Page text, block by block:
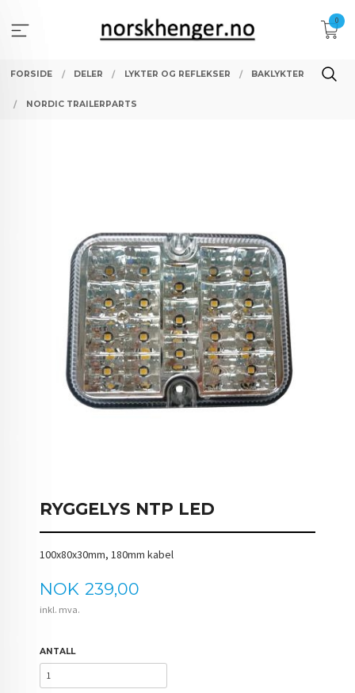
innholdet
0
FORSIDE DELER LYKTER OG REFLEKSER BAKLYKTER
NORDIC TRAILERPARTS
RYGGELYS NTP LED
100x80x30mm, 180mm kabel
Pris
NOK 239,00
inkl. mva.
ANTALL